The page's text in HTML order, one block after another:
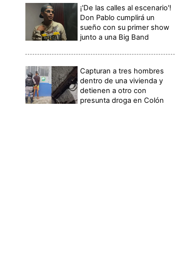
¡'De las calles al escenario'!
Don Pablo cumplirá un
sueño con su primer show
junto a una Big Band
Capturan a tres hombres
dentro de una vivienda y
detienen a otro con
presunta droga en Colón